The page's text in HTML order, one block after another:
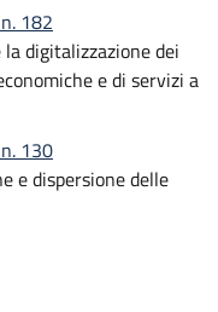
182
digitalizzazione dei
e di servizi a
130
e dispersione delle